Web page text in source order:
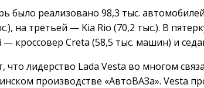
было реализовано 98,3 тыс.
на третьей — Kia Rio (70,2 тыс.). В
кроссовер Creta (58,5 тыс. машин) и
что лидерство Lada Vesta во многом
производстве «АвтоВАЗа». Vesta